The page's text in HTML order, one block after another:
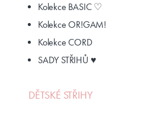
Kolekce BASIC ♡
Kolekce OR!GAM!
Kolekce CORD
SADY STŘIHŮ ♥
DĚTSKÉ STŘIHY